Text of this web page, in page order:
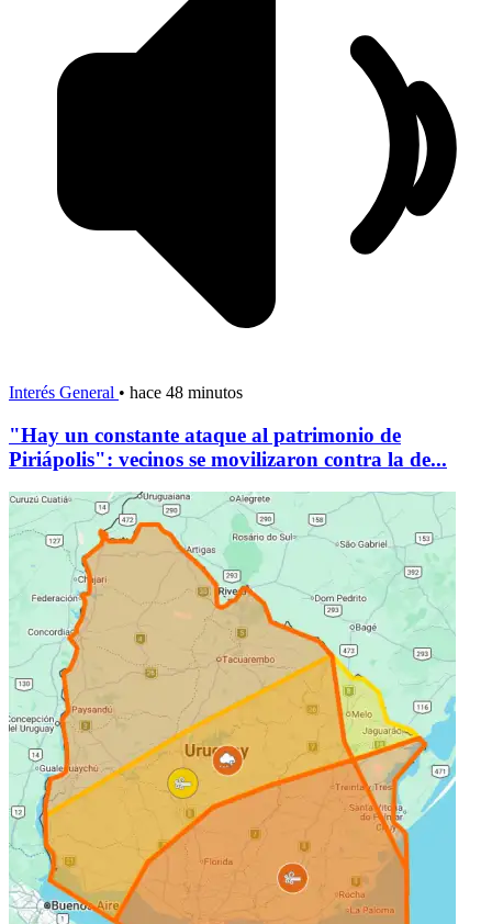
Interés General • hace 48 minutos
"Hay un constante ataque al patrimonio de
Piriápolis": vecinos se movilizaron contra la de...